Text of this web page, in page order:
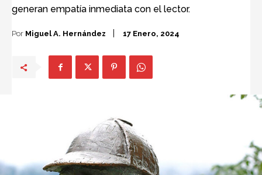
generan empatía inmediata con el lector.
Por Miguel A. Hernández 17 Enero, 2024